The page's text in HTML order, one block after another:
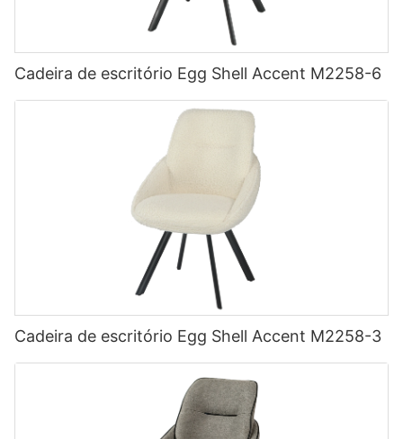
Cadeira de escritório Egg Shell Accent M2258-6
Cadeira de escritório Egg Shell Accent M2258-3